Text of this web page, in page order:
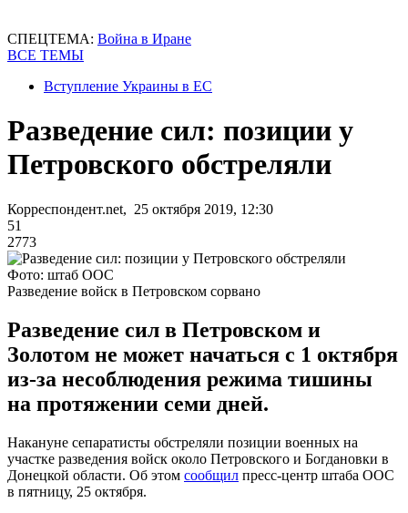
СПЕЦТЕМА: Война в Иране
ВСЕ ТЕМЫ
Вступление Украины в ЕС
Разведение сил: позиции у
Петровского обстреляли
Корреспондент.net, 25 октября 2019, 12:30
51
2773
Фото: штаб ООС
Разведение войск в Петровском сорвано
Разведение сил в Петровском и
Золотом не может начаться с 1 октября
из-за несоблюдения режима тишины
на протяжении семи дней.
Накануне сепаратисты обстреляли позиции военных на
участке разведения войск около Петровского и Богдановки в
Донецкой области. Об этом сообщил пресс-центр штаба ООС
в пятницу, 25 октября.